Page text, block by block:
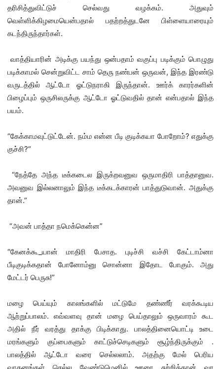
தரிசித்துவிட்டுச் செல்வது வழக்கம். அதுவும்
வெள்ளிக்கிழமையென்பதால் பதற்றத்துடனே பிள்ளையாரையும்
கடந்திருந்தார்கள்.
வாத்தியாரின் அடிக்கு பயந்து ஒன்பதாம் வகுப்பு படிக்கும் பொழுது
படிக்காமல் சென்றுவிட்ட சாம் தெரு நண்பன் ஒருவன், இந்த இரண்டு
வருடத்தில் ஆட்டோ ஓட்டுநராகி இருந்தான். ஊர்க் காரர்களின்
பிழைப்பும் ஒருசிலருக்கு ஆட்டோ ஓட்டுவதில் தான் என்பதால் இந்த
பயம்.
“கேக்காமவுட்டுட்டேன். நம்ம என்ன பீடி குடிக்கயா போறோம்? எதுக்கு
குச்சி?”
“நேத்தே அந்த டீக்கடைல இருக்றவனுவ ஒருமாதிரி பாத்தானுவ.
அவனுவ இல்லனாலும் இந்த டீக்கடக்காரன் பாத்துடுவான். அதுக்கு
தான்.”
“அவன் பாத்தா நமெக்கென்ன”
“கேனக்கூ_யான் மாதிரி பேசாத. புடிச்சி வச்சி கேட்டாம்னா
பீடிகுடிக்கதான் போனோம்னு சொன்னா இதோட போகும். அது
மேட்டர் பெருசு!”
மழை பெய்யும் காலங்களில் மட்டுமே தண்ணீர் வரக்கூடிய
ஆற்றுப்பாலம். எவ்வளவு தான் மழை பெய்தாலும் ஒருவாரம் கூட
அதில் நீர் வரத்து தாக்கு பிடிக்காது. பாலத்தினையொட்டி உடை
மரங்களும் குப்பைகளும் காட்டுச்செடிகளும் சூழ்ந்திருக்கும் .
பாலத்தில் ஆட்டோ வரை செல்லலாம். அதற்கு மேல் பெரிய